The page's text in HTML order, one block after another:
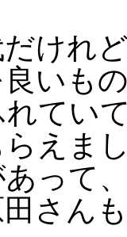
けれ
いも
てい
えま
って
さん